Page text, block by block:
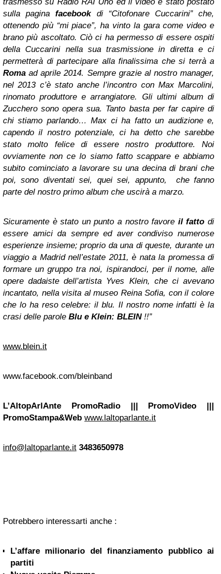
sulla paginafacebookdi “Citofonare Cuccarini” che,
ottenendo più “mi piace”, ha vinto la gara come video e
brano più ascoltato. Ciò ci ha permesso di essere ospiti
della Cuccarini nella sua trasmissione in diretta e ci
permetterà di partecipare alla finalissima che si terrà a
Roma ad aprile 2014. Sempre grazie al nostro manager,
nel 2013 c’è stato anche l’incontro con Max Marcolini,
rinomato produttore e arrangiatore. Gli ultimi album di
Zucchero sono opera sua. Tanto basta per far capire di
chi stiamo parlando… Max ci ha fatto un audizione e,
capendo il nostro potenziale, ci ha detto che sarebbe
stato molto felice di essere nostro produttore. Noi
ovviamente non ce lo siamo fatto scappare e abbiamo
subito cominciato a lavorare su una decina di brani che
poi, sono diventati sei, quei sei, appunto, che fanno
parte del nostro primo album che uscirà a marzo.
Sicuramente è stato un punto a nostro favore il fatto di
essere amici da sempre ed aver condiviso numerose
esperienze insieme; proprio da una di queste, durante un
viaggio a Madrid nell’estate 2011, è nata la promessa di
formare un gruppo tra noi, ispirandoci, per il nome, alle
opere dadaiste dell’artista Yves Klein, che ci avevano
incantato, nella visita al museo Reina Sofia, con il colore
che lo ha reso celebre: il blu. Il nostro nome infatti è la
crasi delle parole Blu e Klein: BLEIN!!”
www.blein.it
www.facebook.com/bleinband
L’AltopArlAnte PromoRadio ||| PromoVideo |||
PromoStampa&Web www.laltoparlante.it
info@laltoparlante.it 3483650978
Potrebbero interessarti anche :
L’affare milionario del finanziamento pubblico ai
partiti